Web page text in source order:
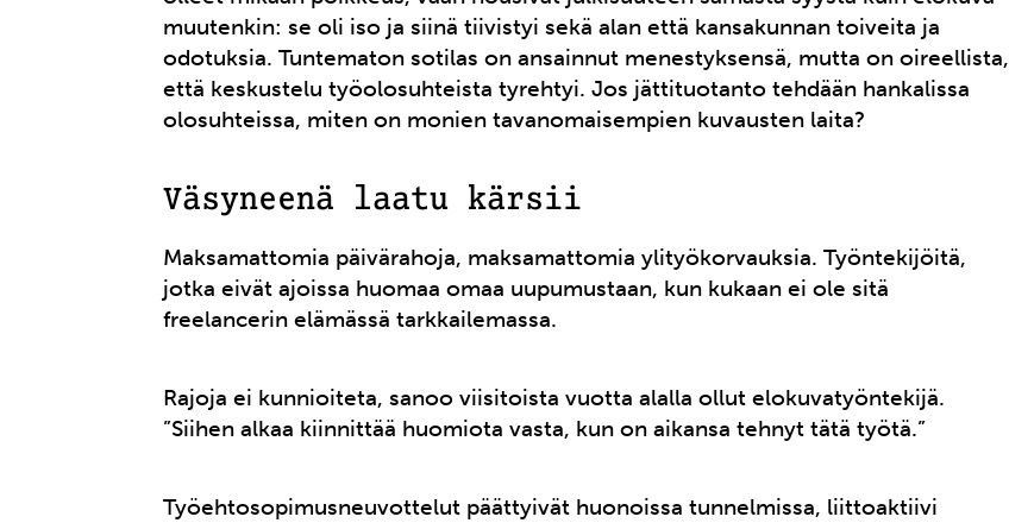
muutenkin: se oli iso ja siinä tiivistyi sekä alan että kansakunnan toiveita ja
odotuksia. Tuntematon sotilas on ansainnut menestyksensä, mutta on oireellista,
että keskustelu työolosuhteista tyrehtyi. Jos jättituotanto tehdään hankalissa
olosuhteissa, miten on monien tavanomaisempien kuvausten laita?
Väsyneenä laatu kärsii
Maksamattomia päivärahoja, maksamattomia ylityökorvauksia. Työntekijöitä,
jotka eivät ajoissa huomaa omaa uupumustaan, kun kukaan ei ole sitä
freelancerin elämässä tarkkailemassa.
Rajoja ei kunnioiteta, sanoo viisitoista vuotta alalla ollut elokuvatyöntekijä.
”Siihen alkaa kiinnittää huomiota vasta, kun on aikansa tehnyt tätä työtä.”
Työehtosopimusneuvottelut päättyivät huonoissa tunnelmissa, liittoaktiivi